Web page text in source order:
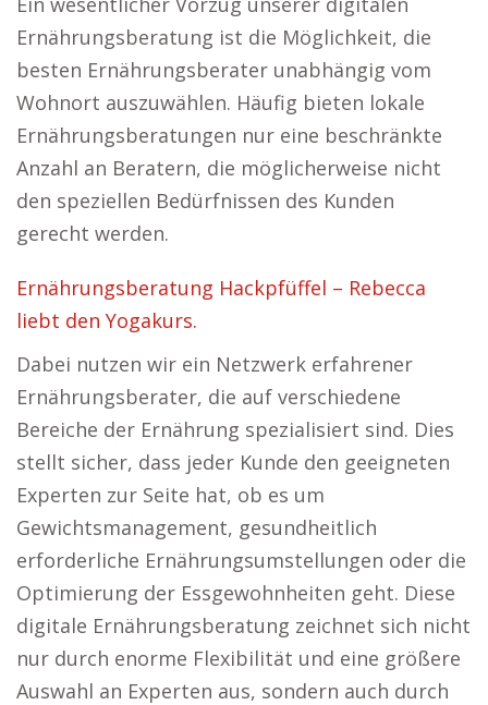
Ernährungsberatung ist die Möglichkeit, die
besten Ernährungsberater unabhängig vom
Wohnort auszuwählen. Häufig bieten lokale
Ernährungsberatungen nur eine beschränkte
Anzahl an Beratern, die möglicherweise nicht
den speziellen Bedürfnissen des Kunden
gerecht werden.
Ernährungsberatung Hackpfüffel – Rebecca
liebt den Yogakurs.
Dabei nutzen wir ein Netzwerk erfahrener
Ernährungsberater, die auf verschiedene
Bereiche der Ernährung spezialisiert sind. Dies
stellt sicher, dass jeder Kunde den geeigneten
Experten zur Seite hat, ob es um
Gewichtsmanagement, gesundheitlich
erforderliche Ernährungsumstellungen oder die
Optimierung der Essgewohnheiten geht. Diese
digitale Ernährungsberatung zeichnet sich nicht
nur durch enorme Flexibilität und eine größere
Auswahl an Experten aus, sondern auch durch